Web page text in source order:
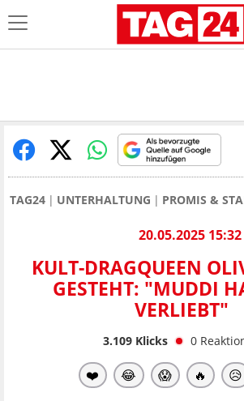
TAG24 UNTERHALTUNG PROMIS &
20.05.2025 15:32
KULT-DRAGQUEEN
GESTEHT: "MUDDI
VERLIEBT"
3.109Klicks 0
❤️ 😂 😱 🔥 😥